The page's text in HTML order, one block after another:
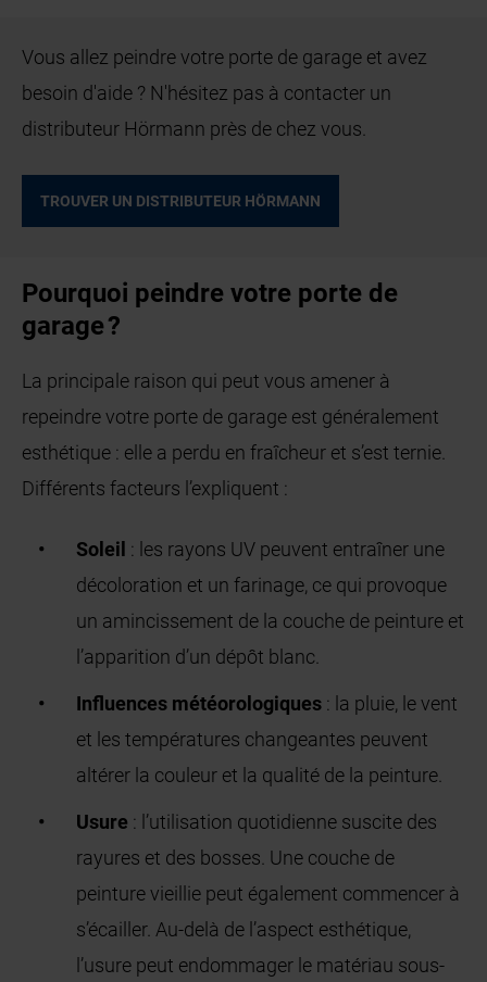
Vous allez peindre votre porte de garage et avez
besoin d'aide ? N'hésitez pas à contacter un
distributeur Hörmann près de chez vous.
TROUVER UN DISTRIBUTEUR HÖRMANN
Pourquoi peindre votre porte de
garage ?
La principale raison qui peut vous amener à
repeindre votre porte de garage est généralement
esthétique : elle a perdu en fraîcheur et s’est ternie.
Différents facteurs l’expliquent :
Soleil : les rayons UV peuvent entraîner une
décoloration et un farinage, ce qui provoque
un amincissement de la couche de peinture et
l’apparition d’un dépôt blanc.
Influences météorologiques : la pluie, le vent
et les températures changeantes peuvent
altérer la couleur et la qualité de la peinture.
Usure : l’utilisation quotidienne suscite des
rayures et des bosses. Une couche de
peinture vieillie peut également commencer à
s’écailler. Au-delà de l’aspect esthétique,
l’usure peut endommager le matériau sous-